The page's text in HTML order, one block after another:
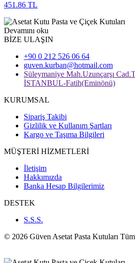
451.86 TL
Devamını oku
BİZE ULAŞIN
+90 0 212 526 06 64
guven.kurban@hotmail.com
Süleymaniye Mah.Uzunçarşı
İSTANBUL-Fatih(Eminönü)
KURUMSAL
Sipariş Takibi
Gizlilik ve Kullanım Şartları
Kargo ve Taşıma Bilgileri
MÜŞTERİ HİZMETLERİ
İletişim
Hakkımızda
Banka Hesap Bilgilerimiz
DESTEK
S.S.S.
© 2026 Güven Asetat Pasta Kutuları Tüm